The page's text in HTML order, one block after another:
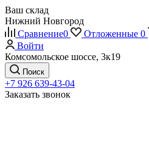
Ваш склад
Нижний Новгород
Сравнение0 Отложенные 0
Войти
Комсомольское шоссе, 3к19
Поиск
+7 926 639-43-04
Заказать звонок